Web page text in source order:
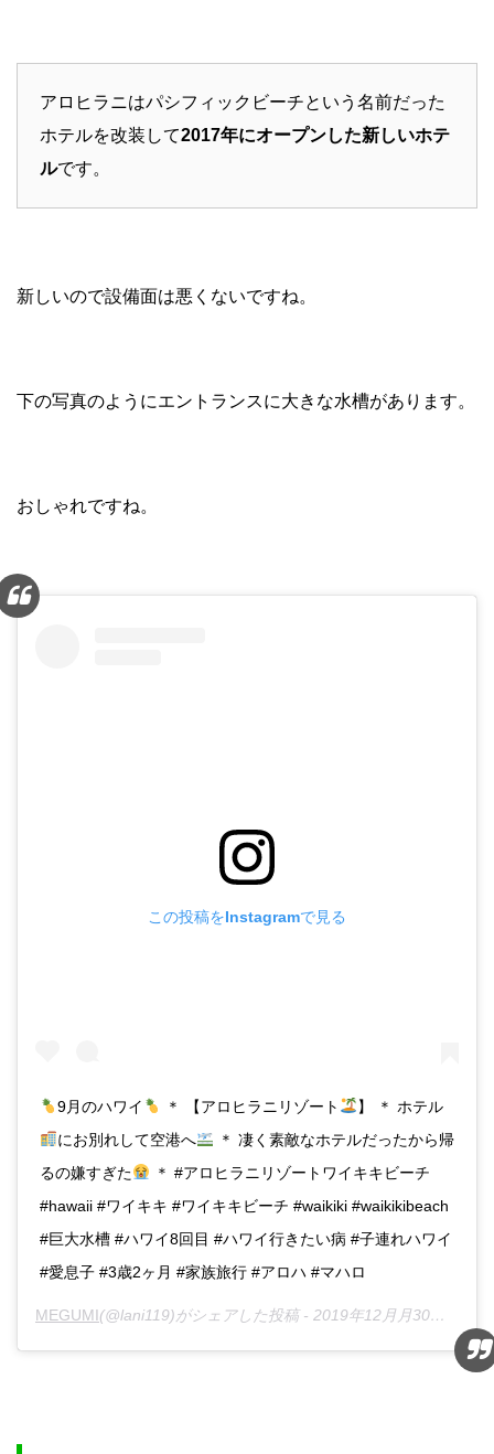
アロヒラニはパシフィックビーチという名前だった
ホテルを改装して2017年にオープンした新しいホテ
ルです。
新しいので設備面は悪くないですね。
下の写真のようにエントランスに大きな水槽があります。
おしゃれですね。
この投稿をInstagramで見る
9月のハワイ ＊ 【アロヒラニリゾート
】 ＊ ホテル
にお別れして空港へ
＊ 凄く素敵なホテルだったから帰
るの嫌すぎた
＊ #アロヒラニリゾートワイキキビーチ
#hawaii #ワイキキ #ワイキキビーチ #waikiki #waikikibeach
#巨大水槽 #ハワイ8回目 #ハワイ行きたい病 #子連れハワイ
#愛息子 #3歳2ヶ月 #家族旅行 #アロハ #マハロ
MEGUMI(@lani119)がシェアした投稿 - 2019年12月月30日午後5時43分PST